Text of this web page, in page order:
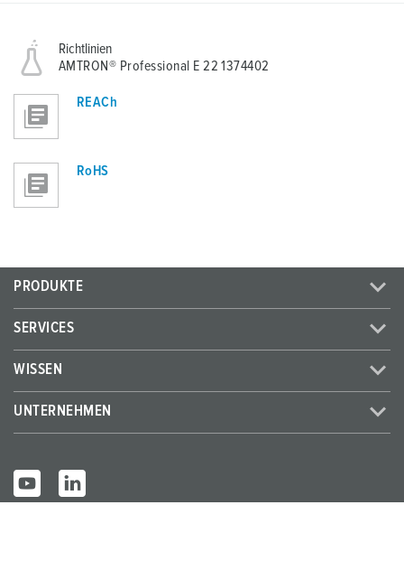
Richtlinien
AMTRON® Professional E 22 1374402
REACh
RoHS
PRODUKTE
SERVICES
WISSEN
UNTERNEHMEN